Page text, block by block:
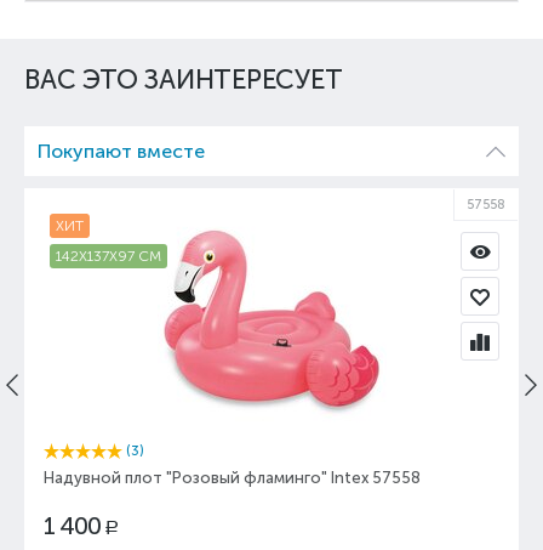
ВАС ЭТО ЗАИНТЕРЕСУЕТ
Покупают вместе
ХИТ
142X137X97 СМ
57558
(3)
Надувной плот "Розовый фламинго" Intex 57558
1 400 Р